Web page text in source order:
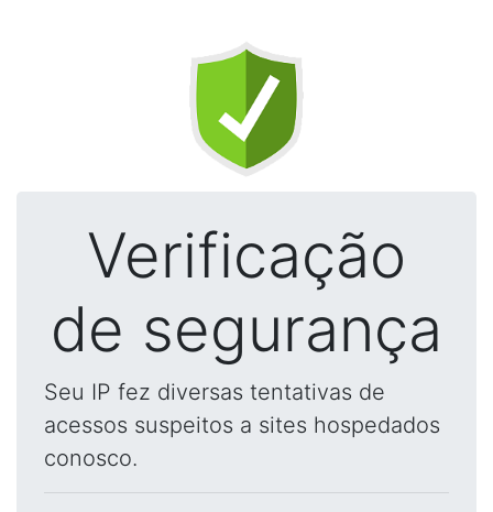
Verificação
de segurança
Seu IP fez diversas tentativas de
acessos suspeitos a sites hospedados
conosco.